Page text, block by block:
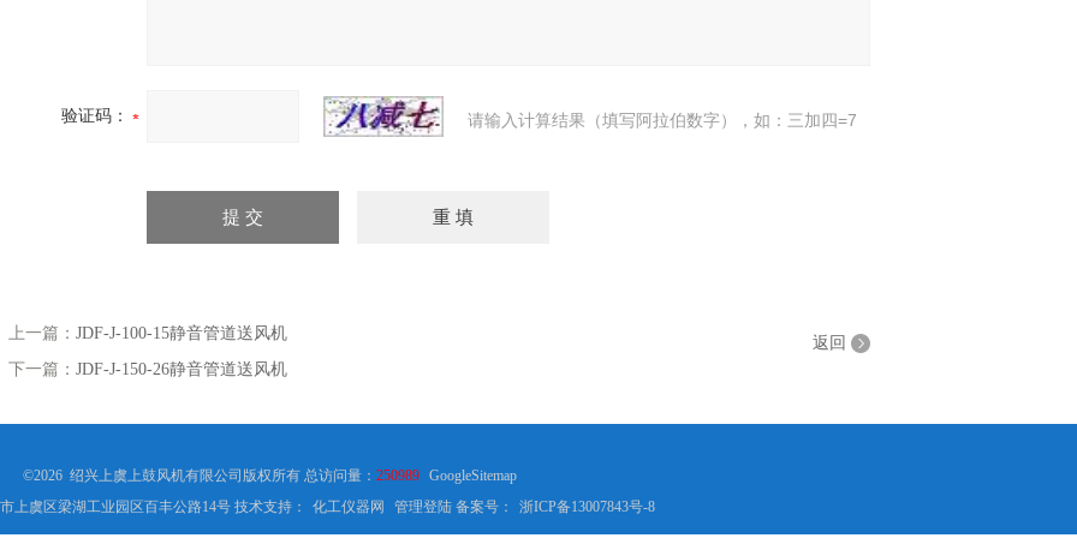
验证码： 请输入计算结果（填写阿拉伯数字），如：三加四=7
上一篇： JDF-J-100-15静音管道送风机
下一篇： JDF-J-150-26静音管道送风机
返回
©2026 绍兴上虞上鼓风机有限公司版权所有 总访问量： 250989
GoogleSitemap
上虞区梁湖工业园区百丰公路14号 技术支持：
化工仪器网 管理登陆备案号： 浙ICP备13007843号-8